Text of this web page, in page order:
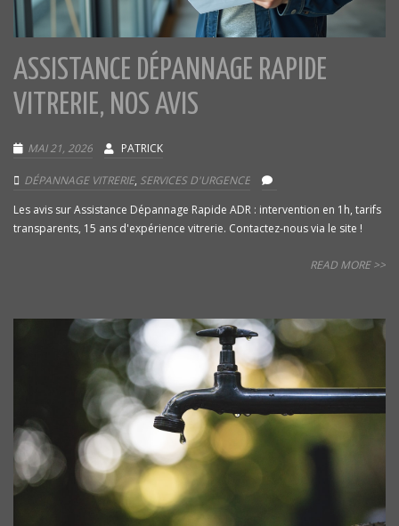
ASSISTANCE DÉPANNAGE RAPIDE
VITRERIE, NOS AVIS
MAI 21, 2026 PATRICK
DÉPANNAGE VITRERIE, SERVICES D'URGENCE
Les avis sur Assistance Dépannage Rapide ADR : intervention en 1h, tarifs
transparents, 15 ans d'expérience vitrerie. Contactez-nous via le site !
READ MORE >>